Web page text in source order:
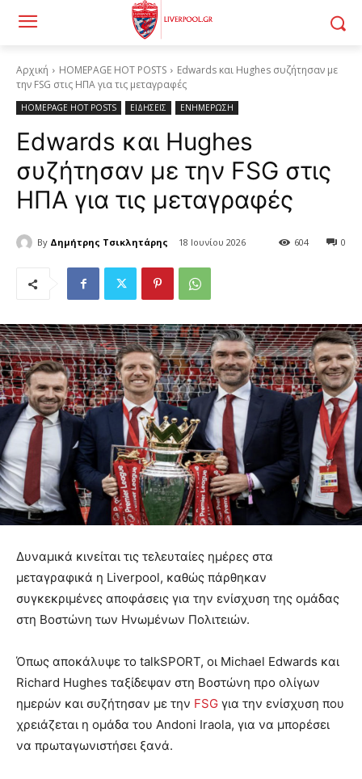
Αρχική HOMEPAGE HOT POSTS
Edwards και Hughes συζήτησαν με
την FSG στις ΗΠΑ για τις μεταγραφές
HOMEPAGE HOT POSTS ΕΙΔΗΣΕΙΣ ΕΝΗΜΕΡΩΣΗ
Edwards και Hughes
συζήτησαν με την FSG στις
ΗΠΑ για τις μεταγραφές
By Δημήτρης Τσικλητάρης 18 Ιουνίου 2026 0
604
Δυναμικά κινείται τις τελευταίες ημέρες στα
μεταγραφικά η Liverpool, καθώς πάρθηκαν
συγκεκριμένες αποφάσεις για την ενίσχυση της ομάδας
στη Βοστώνη των Ηνωμένων Πολιτειών.
Όπως αποκάλυψε το talkSPORT, οι Michael Edwards και
Richard Hughes ταξίδεψαν στη Βοστώνη προ ολίγων
ημερών και συζήτησαν με την FSG για την ενίσχυση που
χρειάζεται η ομάδα του Andoni Iraola, για να μπορέσει
να πρωταγωνιστήσει ξανά.